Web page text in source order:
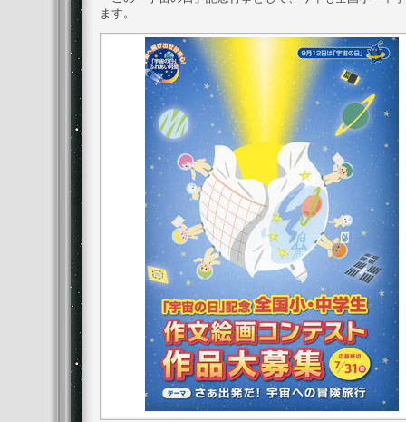
ます。